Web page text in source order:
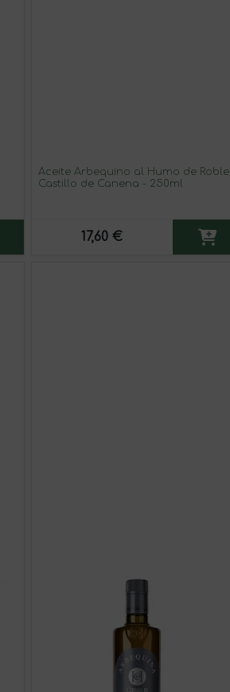
Aceite Arbequino al Humo de Roble
Castillo de Canena - 250ml
17,60 €